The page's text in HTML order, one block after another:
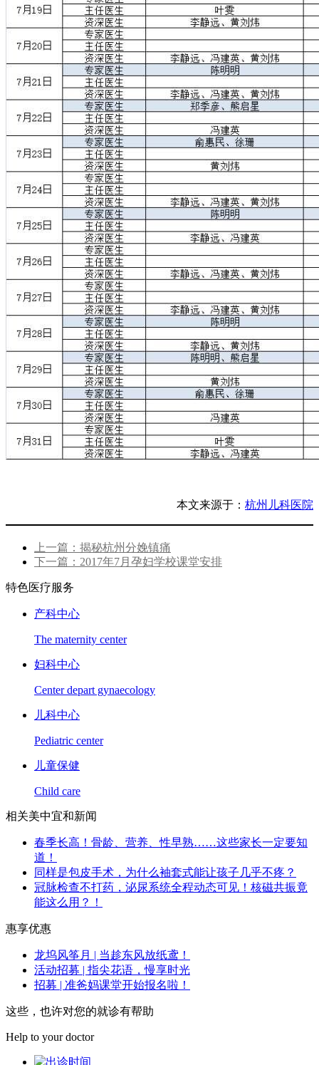
本文来源于： 杭州儿科医院
上一篇：揭秘杭州分娩镇痛
下一篇：2017年7月孕妇学校课堂安排
特色医疗服务
产科中心
The maternity center
妇科中心
Center depart gynaecology
儿科中心
Pediatric center
儿童保健
Child care
相关美中宜和新闻
春季长高！骨龄、营养、性早熟……这些家长一定要知
道！
同样是包皮手术，为什么袖套式能让孩子几乎不疼？
冠脉检查不打药，泌尿系统全程动态可见！核磁共振竟
能这么用？！
惠享优惠
龙坞风筝月 | 当趁东风放纸鸢！
活动招募 | 指尖花语，慢享时光
招募 | 准爸妈课堂开始报名啦！
这些，也许对您的就诊有帮助
Help to your doctor